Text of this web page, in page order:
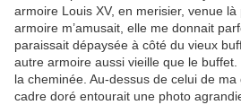
armoire Louis XV, en merisier, venue
armoire m’amusait, elle me donnait
paraissait dépaysée à côté du vieux
autre armoire aussi vieille que le
la cheminée. Au-dessus de celui de
cadre doré entourait une photo